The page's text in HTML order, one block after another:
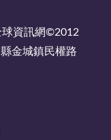
球資訊網©2012
金城鎮民權路